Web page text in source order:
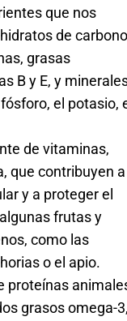
que nos
de carbono
grasas
B y E, y
el potasio,
de vitaminas,
que contribuyen a
y a proteger el
frutas y
como las
o el apio.
proteínas
grasos omega-